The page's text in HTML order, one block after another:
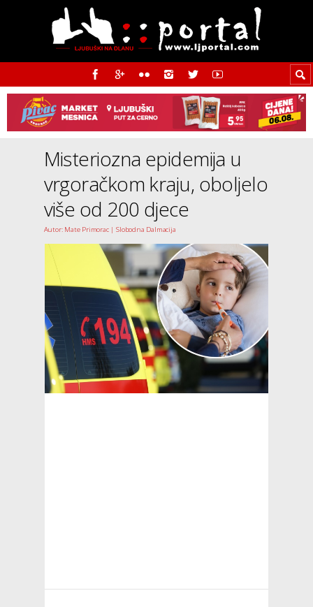
Misteriozna epidemija u
vrgoračkom kraju, oboljelo
više od 200 djece
Autor: Mate Primorac | Slobodna Dalmacija